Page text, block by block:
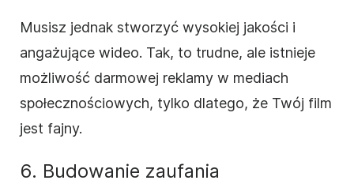
Musisz jednak stworzyć wysokiej jakości i
angażujące wideo. Tak, to trudne, ale istnieje
możliwość darmowej reklamy w mediach
społecznościowych, tylko dlatego, że Twój film
jest fajny.
6. Budowanie zaufania